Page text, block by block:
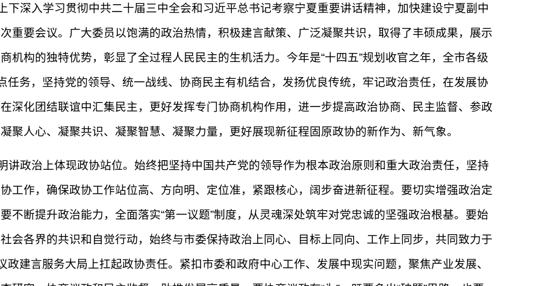
下深入学习贯彻中共二十届三中全会和习近平总书记考察宁夏重要讲话精神，加快建设宁夏副中
重要会议。广大委员以饱满的政治热情，积极建言献策、广泛凝聚共识，取得了丰硕成果，展示
机构的独特优势，彰显了全过程人民民主的生机活力。今年是“十四五”规划收官之年，全市各级
任务，坚持党的领导、统一战线、协商民主有机结合，发扬优良传统，牢记政治责任，在发展协
深化团结联谊中汇集民主，更好发挥专门协商机构作用，进一步提高政治协商、民主监督、参政
聚人心、凝聚共识、凝聚智慧、凝聚力量，更好展现新征程固原政协的新作为、新气象。
讲政治上体现政协站位。始终把坚持中国共产党的领导作为根本政治原则和重大政治责任，坚持
工作，确保政协工作站位高、方向明、定位准，紧跟核心，阔步奋进新征程。要切实增强政治定
不断提升政治能力，全面落实“第一议题”制度，从灵魂深处筑牢对党忠诚的坚强政治根基。要始
会各界的共识和自觉行动，始终与市委保持政治上同心、目标上同向、工作上同步，共同致力于
政建言服务大局上扛起政协责任。紧扣市委和政府中心工作、发展中现实问题，聚焦产业发展、